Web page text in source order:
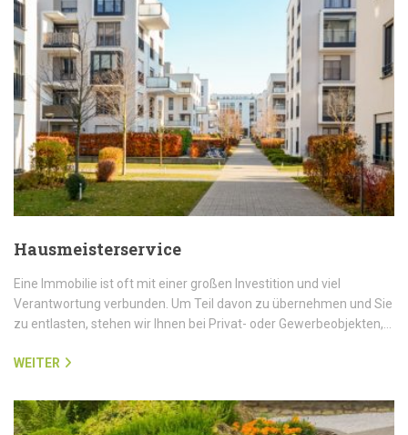
Hausmeisterservice
Eine Immobilie ist oft mit einer großen Investition und viel
Verantwortung verbunden. Um Teil davon zu übernehmen und Sie
zu entlasten, stehen wir Ihnen bei Privat- oder Gewerbeobjekten,…
WEITER